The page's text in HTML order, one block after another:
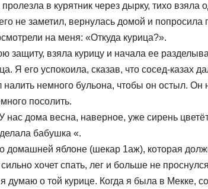
в курятник через дырку, тихо взяла
не заметил, вернулась домой и попросила
на меня: «Откуда курица?».
защиту, взяла курицу и начала ее
Я его успокоила, сказав, что сосед-казах
немного бульона, чтобы он остыл. Он
посолить.
нас дома весна, наверное, уже сирень
бабушка «.
домашней яблоне (шекaр 1аж), которая
хочет спать, лег и больше не
думаю о той курице. Когда я была в Мекке,